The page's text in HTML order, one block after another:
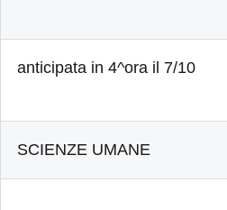
anticipata in 4^ora il 7/10
SCIENZE UMANE